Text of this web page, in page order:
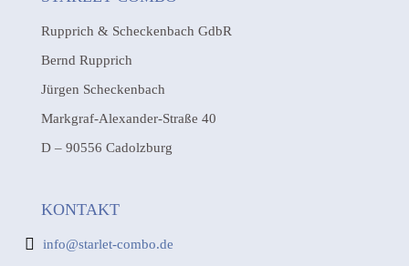
Rupprich & Scheckenbach GdbR
Bernd Rupprich
Jürgen Scheckenbach
Markgraf-Alexander-Straße 40
D – 90556 Cadolzburg
KONTAKT
info@starlet-combo.de